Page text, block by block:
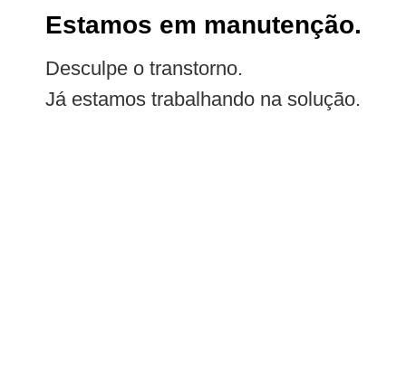
Estamos em manutenção.
Desculpe o transtorno.
Já estamos trabalhando na solução.